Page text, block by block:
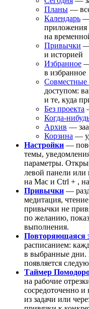
Планы —
Календарь —
приложения
на
Привычки —
и историей
Избранное
в избранное
Совместные
доступом:
и те, куда
Без проекта
Когда-
Архив —
Корзина —
Настройки —
темы,
параметры.
левой панели
на Mac и Ctrl + ,
Привычки —
медитация,
привычки не
по желанию,
выполнения.
Повторяющаяся
расписанием:
в выбранные дни.
появляется
Таймер
на рабочие
сосредоточенно и
из задачи или